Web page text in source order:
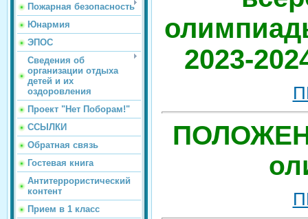
Пожарная безопасность
Юнармия
ЭПОС
Сведения об
организации отдыха
детей и их
оздоровления
Проект "Нет Поборам!"
ССЫЛКИ
Обратная связь
Гостевая книга
Антитеррористический
контент
Прием в 1 класс
2023-